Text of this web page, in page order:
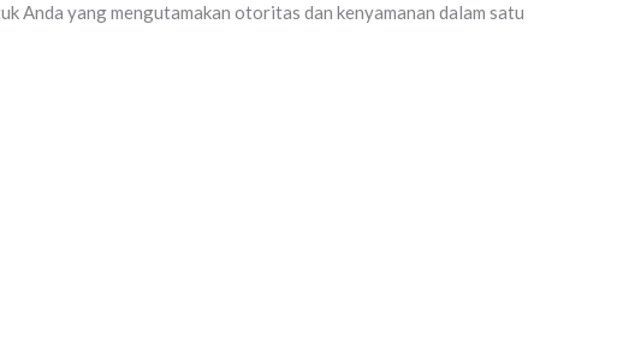
Anda yang mengutamakan otoritas dan kenyamanan dalam satu